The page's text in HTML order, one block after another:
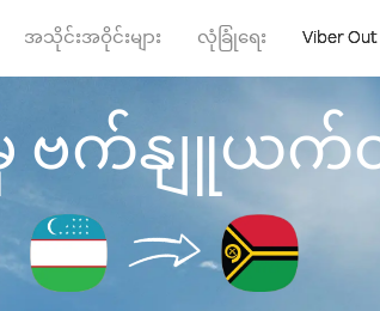
အသိုင်းအဝိုင်းများ လုံခြုံရေး Viber Out
က်နျူယက်တူ